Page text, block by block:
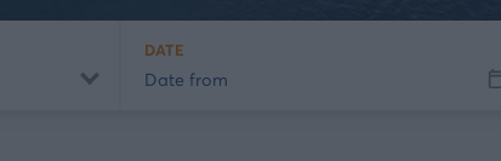
DATE
Date from